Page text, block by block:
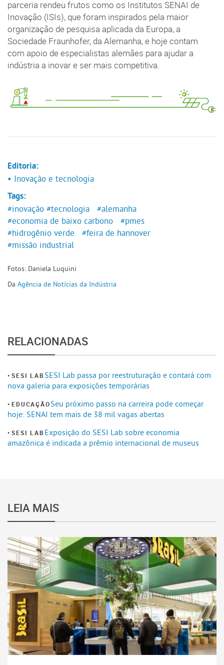
parceria rendeu frutos como os Institutos SENAI de
Inovação (ISIs), que foram inspirados pela maior
organização de pesquisa aplicada da Europa, a
Sociedade Fraunhofer, da Alemanha, e hoje contam
com apoio de especialistas alemães para ajudar a
indústria a inovar e ser mais competitiva.
Editoria:
• Inovação e tecnologia
Tags:
#inovação #tecnologia
#alemanha
#economia de baixo carbono
#pmes
#hidrogênio verde
#feira de hannover
#missão industrial
Fotos: Daniela Luquini
Da Agência de Notícias da Indústria
RELACIONADAS
SESI LAB SESI Lab passa por reestruturação e contará com
nova galeria para exposições temporárias
EDUCAÇÃOSeu próximo passo na carreira pode começar
hoje: SENAI tem mais de 38 mil vagas abertas
SESI LAB Exposição do SESI Lab sobre economia
amazônica é indicada a prêmio internacional de museus
LEIA MAIS